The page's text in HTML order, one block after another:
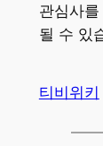
관심사
될 수 있
티비위키